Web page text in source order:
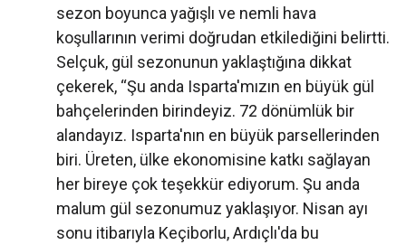
sezon boyunca yağışlı ve nemli hava
koşullarının verimi doğrudan etkilediğini belirtti.
Selçuk, gül sezonunun yaklaştığına dikkat
çekerek, ‘‘Şu anda Isparta'mızın en büyük gül
bahçelerinden birindeyiz. 72 dönümlük bir
alandayız. Isparta'nın en büyük parsellerinden
biri. Üreten, ülke ekonomisine katkı sağlayan
her bireye çok teşekkür ediyorum. Şu anda
malum gül sezonumuz yaklaşıyor. Nisan ayı
sonu itibarıyla Keçiborlu, Ardıçlı'da bu